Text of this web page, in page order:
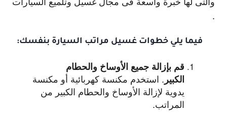
.
فيما يلي خطوات غسيل مراتب السيارة بنفسك:
قم بإزالة جميع الأوساخ والحطام
الكبير . استخدم مكنسة كهربائية أو مكنسة
يدوية لإزالة الأوساخ والحطام الكبير من
المراتب.